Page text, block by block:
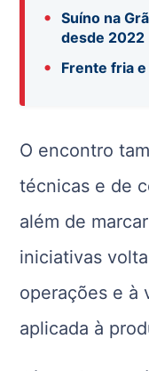
•
Suíno na
desde 2022
• Frente fria
O encontro
técnicas e de
além de
iniciativas
operações e à
aplicada à